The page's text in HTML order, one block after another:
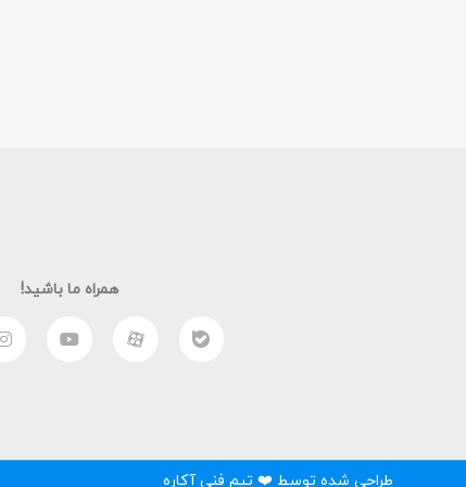
همراه ما باشید!
طراحی شده توسط ❤️ تیم فنی آکاره